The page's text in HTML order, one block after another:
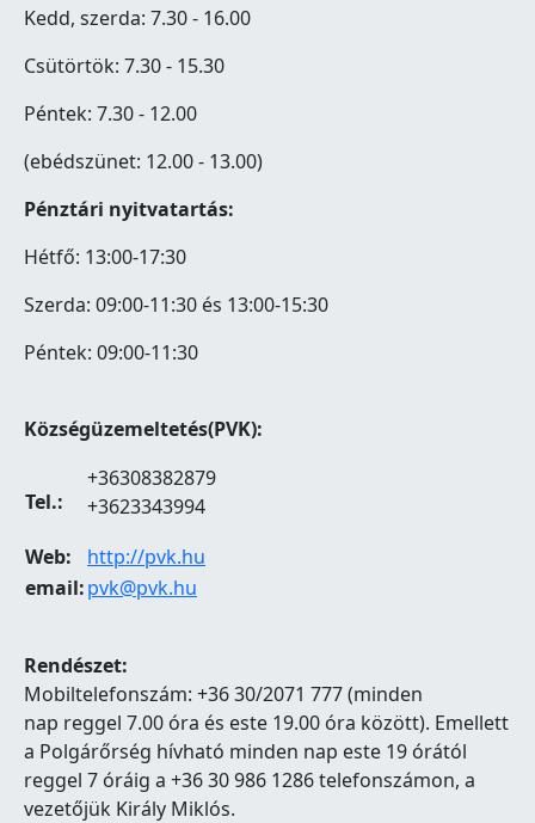
Kedd, szerda: 7.30 - 16.00
Csütörtök: 7.30 - 15.30
Péntek: 7.30 - 12.00
(ebédszünet: 12.00 - 13.00)
Pénztári nyitvatartás:
Hétfő: 13:00-17:30
Szerda: 09:00-11:30 és 13:00-15:30
Péntek: 09:00-11:30
Községüzemeltetés(PVK):
Tel.:
+36308382879
+3623343994
Web:
http://pvk.hu
email:pvk@pvk.hu
Rendészet:
Mobiltelefonszám: +36 30/2071 777 (minden
nap reggel 7.00 óra és este 19.00 óra között). Emellett
a Polgárőrség hívható minden nap este 19 órától
reggel 7 óráig a +36 30 986 1286 telefonszámon, a
vezetőjük Király Miklós.